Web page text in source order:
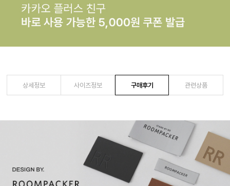
상세정보 사이즈정보 구매후기 관련상품